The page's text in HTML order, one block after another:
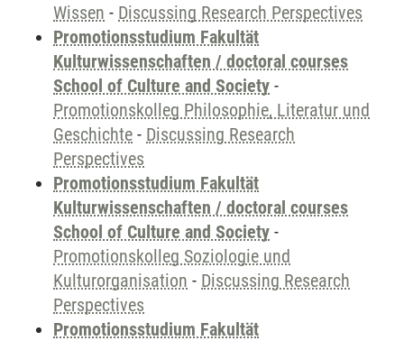
Wissen - Discussing Research Perspectives
Promotionsstudium Fakultät
Kulturwissenschaften / doctoral courses
School of Culture and Society -
Promotionskolleg Philosophie, Literatur und
Geschichte - Discussing Research
Perspectives
Promotionsstudium Fakultät
Kulturwissenschaften / doctoral courses
School of Culture and Society -
Promotionskolleg Soziologie und
Kulturorganisation - Discussing Research
Perspectives
Promotionsstudium Fakultät